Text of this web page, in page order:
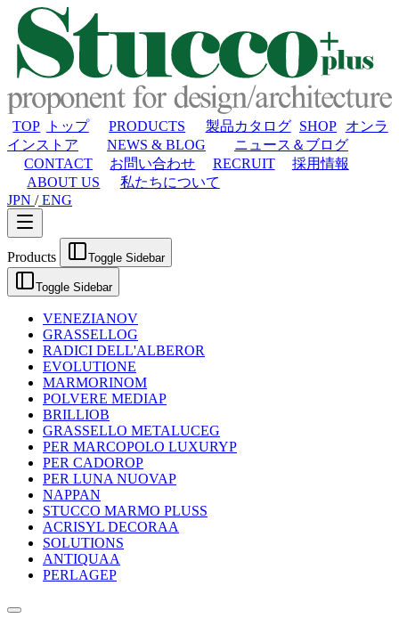
TOP トップ PRODUCTS 製品カタログ SHOP
オンラ
インストア
NEWS & BLOG
ニュース＆ブログ
CONTACT
お問い合わせ RECRUIT
採用情報
ABOUT US
私たちについて
JPN /ENG
Products Toggle Sidebar
Toggle Sidebar
VENEZIANOV
GRASSELLOG
RADICI DELL'ALBEROR
EVOLUTIONE
MARMORINOM
POLVERE MEDIAP
BRILLIOB
GRASSELLO METALUCEG
PER MARCOPOLO LUXURYP
PER CADOROP
PER LUNA NUOVAP
NAPPAN
STUCCO MARMO PLUSS
ACRISYL DECORAA
SOLUTIONS
ANTIQUAA
PERLAGEP